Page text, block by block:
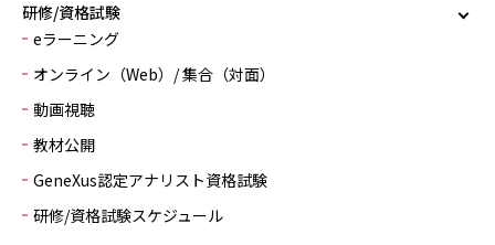
研修/資格試験
eラーニング
オンライン（Web）/ 集合（対面）
動画視聴
教材公開
GeneXus認定アナリスト資格試験
研修/資格試験スケジュール